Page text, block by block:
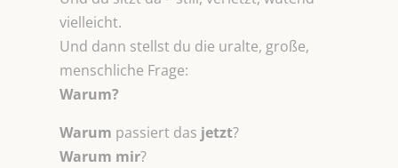
vielleicht.
Und dann stellst du die uralte, große,
menschliche Frage:
Warum?
Warum passiert das jetzt?
Warum mir?